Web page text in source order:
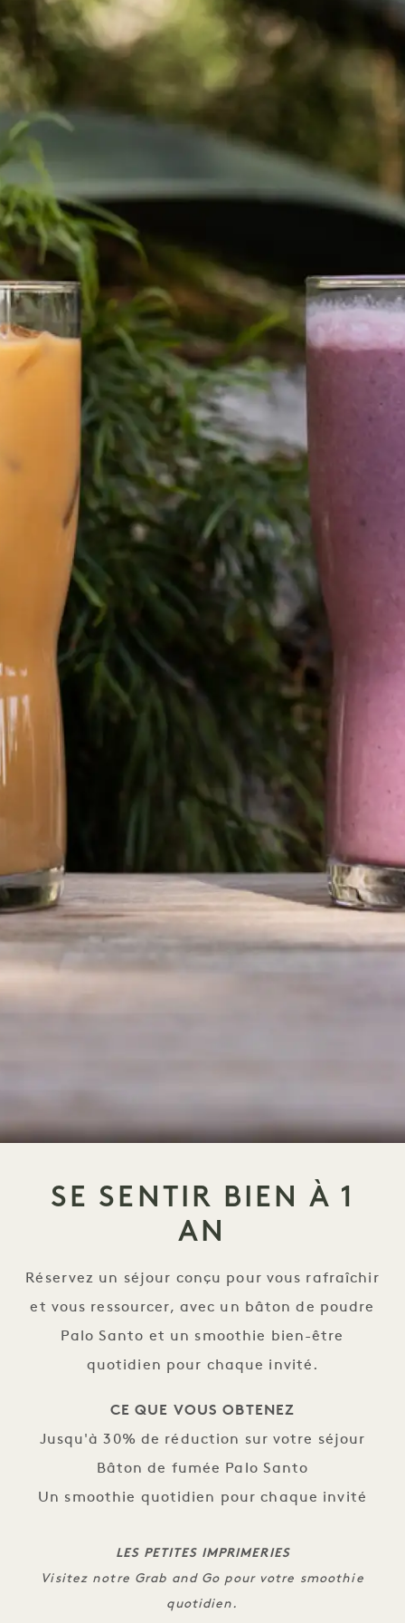
SE SENTIR BIEN À 1
AN
Réservez un séjour conçu pour vous rafraîchir
et vous ressourcer, avec un bâton de poudre
Palo Santo et un smoothie bien-être
quotidien pour chaque invité.
CE QUE VOUS OBTENEZ
Jusqu'à 30% de réduction sur votre séjour
Bâton de fumée Palo Santo
Un smoothie quotidien pour chaque invité
LES PETITES IMPRIMERIES
Visitez notre Grab and Go pour votre smoothie
quotidien.